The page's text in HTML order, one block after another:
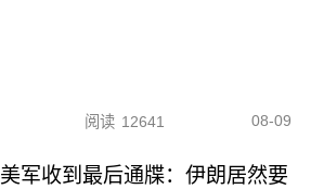
阅读 12641 08-09
美军收到最后通牒：伊朗居然要